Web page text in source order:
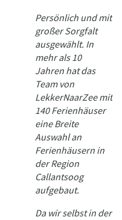
Persönlich und mit
großer Sorgfalt
ausgewählt. In
mehr als 10
Jahren hat das
Team von
LekkerNaarZee mit
140 Ferienhäuser
eine Breite
Auswahl an
Ferienhäusern in
der Region
Callantsoog
aufgebaut.
Da wir selbst in der